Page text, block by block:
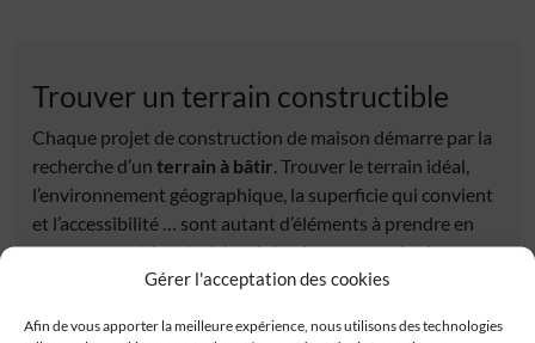
Gérer l'acceptation des cookies
Afin de vous apporter la meilleure expérience, nous utilisons des technologies
Trouver un terrain constructible
Chaque projet de construction de maison démarre par la
recherche d’un terrain à bâtir . Trouver le terrain idéal,
l’environnement géographique, la superficie qui convient
et l’accessibilité … sont autant d’éléments à prendre en
compte pour bien choisir celui qui correspondra à votre
maison neuve. Découvrez tous nos
fonciers. Tous les terrains à vendre proposés répondent